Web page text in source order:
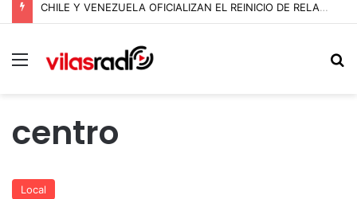
CHILE Y VENEZUELA OFICIALIZAN EL REINICIO DE RELACIONES CONSULARES Y AVANZAN HACIA LA NORMALIZACIÓN DE VÍNCULOS BILATERALES
Menú
centro
Local